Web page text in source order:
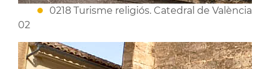
0218 Turisme religiós. Catedral de València
02